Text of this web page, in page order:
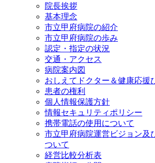
院長挨拶
基本理念
市立甲府病院の紹介
市立甲府病院の歩み
認定・指定の状況
交通・アクセス
病院案内図
おしえてドクター＆健康応援
患者の権利
個人情報保護方針
情報セキュリティポリシー
携帯電話の使用について
市立甲府病院運営ビジョン及
ついて
経営比較分析表